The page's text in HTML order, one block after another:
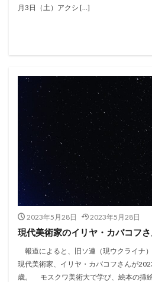
月3日（土）アクシ […]
2023年5月28日 2023年5月28日
現代美術家のイリヤ・カバコフ
報道によると、旧ソ連（現ウクライナ
現代美術家、イリヤ・カバコフさんが
歳。 モスクワ美術大で学び、絵本の挿